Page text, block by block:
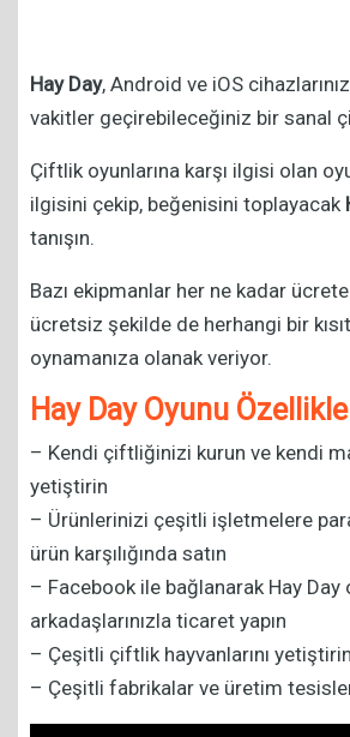
Hay Day, Android ve iOS
vakitler geçirebileceğiniz bir sanal
Çiftlik oyunlarına karşı ilgisi olan
ilgisini çekip, beğenisini toplayacak
tanışın.
Bazı ekipmanlar her ne kadar
ücretsiz şekilde de herhangi bir
oynamanıza olanak veriyor.
Hay Day Oyunu
– Kendi çiftliğinizi kurun ve kendi
yetiştirin
– Ürünlerinizi çeşitli işletmelere
ürün karşılığında satın
– Facebook ile bağlanarak Hay Day
arkadaşlarınızla ticaret yapın
– Çeşitli çiftlik hayvanlarını yetiştirin
– Çeşitli fabrikalar ve üretim